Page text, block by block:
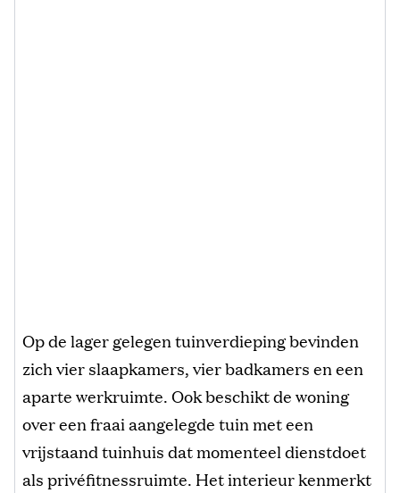
Op de lager gelegen tuinverdieping bevinden
zich vier slaapkamers, vier badkamers en een
aparte werkruimte. Ook beschikt de woning
over een fraai aangelegde tuin met een
vrijstaand tuinhuis dat momenteel dienstdoet
als privéfitnessruimte. Het interieur kenmerkt